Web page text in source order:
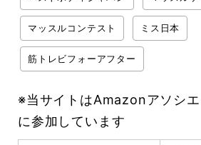
マッスルコンテスト ミス日本
筋トレビフォーアフター
※当サイトはAmazonアソシ
に参加しています